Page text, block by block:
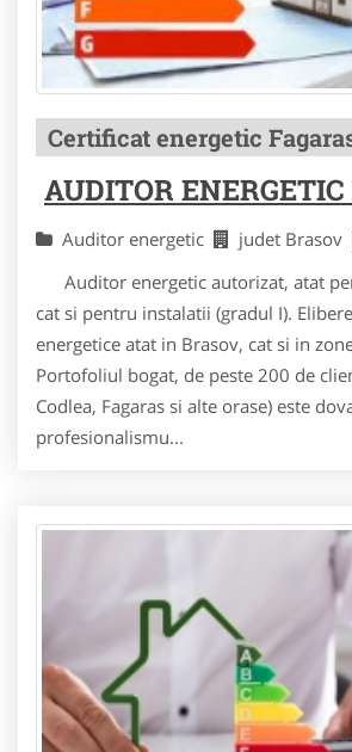
Certificat energetic
AUDITOR ENERGETIC
Auditor energetic judet Brasov
Auditor energetic autorizat, atat
cat si pentru instalatii (gradul I).
energetice atat in Brasov, cat si in
Portofoliul bogat, de peste 200 de
Codlea, Fagaras si alte orase) este
profesionalismu...